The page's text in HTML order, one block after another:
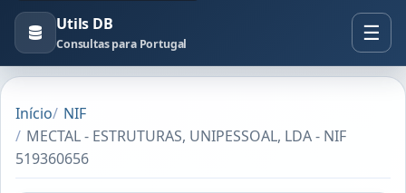
Utils DB
Consultas para Portugal
Início
NIF
MECTAL - ESTRUTURAS, UNIPESSOAL, LDA - NIF
519360656